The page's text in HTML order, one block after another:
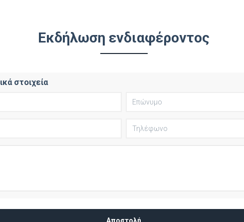
Εκδήλωση ενδιαφέροντος
στοιχεία